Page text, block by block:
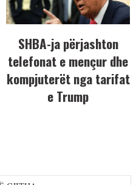
SHBA-ja përjashton
telefonat e mençur dhe
kompjuterët nga tarifat
e Trump